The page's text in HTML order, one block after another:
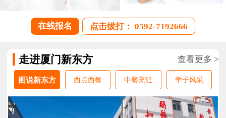
在线报名 点击拔打： 0592-7192666
走进厦门新东方 查看更多 >
图说新东方 西点西餐 中餐烹饪 学子风采